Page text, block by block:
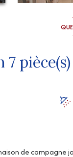
de campagne